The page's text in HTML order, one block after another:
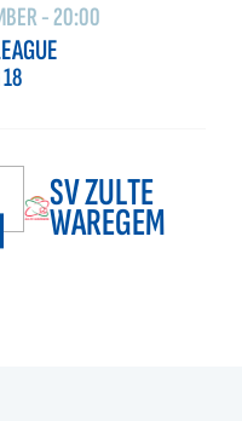
- 20:00
SV ZULTE
WAREGEM